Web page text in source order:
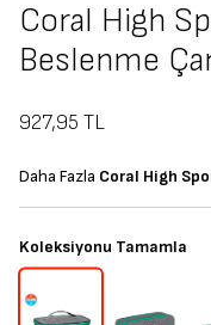
Coral High
Beslenme
927,95 TL
Daha Fazla Coral High
Koleksiyonu Tamamla